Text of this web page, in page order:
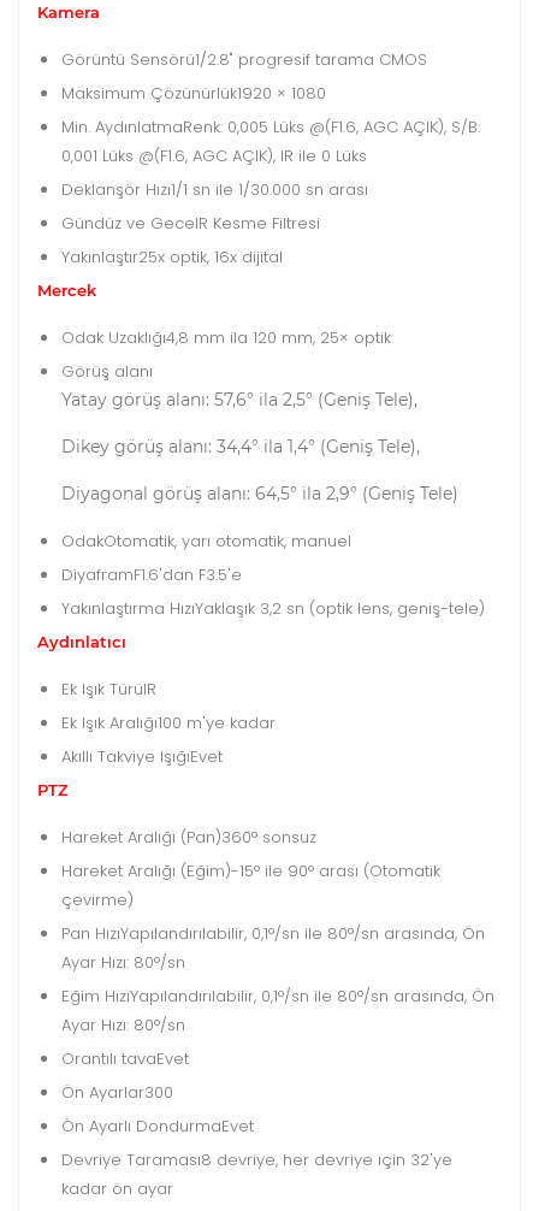
Kamera
Görüntü Sensörü1/2.8" progresif tarama CMOS
Maksimum Çözünürlük1920 × 1080
Min. AydınlatmaRenk: 0,005 Lüks @(F1.6, AGC AÇIK), S/B:
0,001 Lüks @(F1.6, AGC AÇIK), IR ile 0 Lüks
Deklanşör Hızı1/1 sn ile 1/30.000 sn arası
Gündüz ve GeceIR Kesme Filtresi
Yakınlaştır25x optik, 16x dijital
Mercek
Odak Uzaklığı4,8 mm ila 120 mm, 25× optik
Görüş alanı
Yatay görüş alanı: 57,6° ila 2,5° (Geniş Tele),
Dikey görüş alanı: 34,4° ila 1,4° (Geniş Tele),
Diyagonal görüş alanı: 64,5° ila 2,9° (Geniş Tele)
OdakOtomatik, yarı otomatik, manuel
DiyaframF1.6'dan F3.5'e
Yakınlaştırma HızıYaklaşık 3,2 sn (optik lens, geniş-tele)
Aydınlatıcı
Ek Işık TürüIR
Ek Işık Aralığı100 m'ye kadar
Akıllı Takviye IşığıEvet
PTZ
Hareket Aralığı (Pan)360° sonsuz
Hareket Aralığı (Eğim)-15° ile 90° arası (Otomatik
çevirme)
Pan HızıYapılandırılabilir, 0,1°/sn ile 80°/sn arasında, Ön
Ayar Hızı: 80°/sn
Eğim HızıYapılandırılabilir, 0,1°/sn ile 80°/sn arasında, Ön
Ayar Hızı: 80°/sn
Orantılı tavaEvet
Ön Ayarlar300
Ön Ayarlı DondurmaEvet
Devriye Taraması8 devriye, her devriye için 32'ye
kadar ön ayar